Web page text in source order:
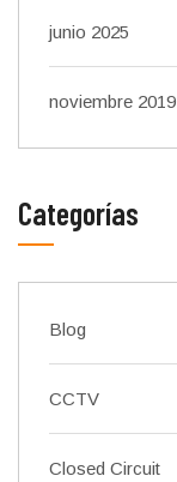
junio 2025
noviembre 2019
Categorías
Blog
CCTV
Closed Circuit